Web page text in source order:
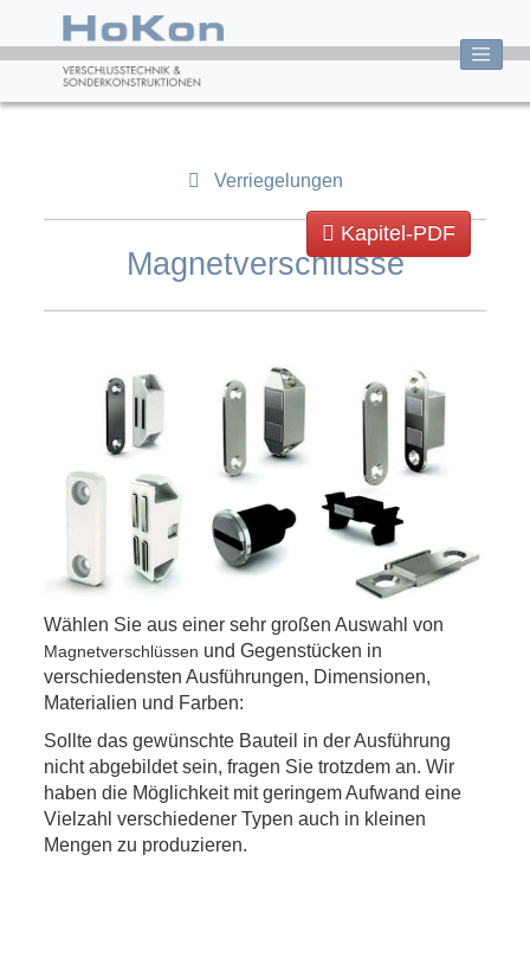
Kapitel-PDF
Verriegelungen
Magnetverschlüsse
Wählen Sie aus einer sehr großen Auswahl von
Magnetverschlüssen und Gegenstücken in
verschiedensten Ausführungen, Dimensionen,
Materialien und Farben:
Sollte das gewünschte Bauteil in der Ausführung
nicht abgebildet sein, fragen Sie trotzdem an. Wir
haben die Möglichkeit mit geringem Aufwand eine
Vielzahl verschiedener Typen auch in kleinen
Mengen zu produzieren.